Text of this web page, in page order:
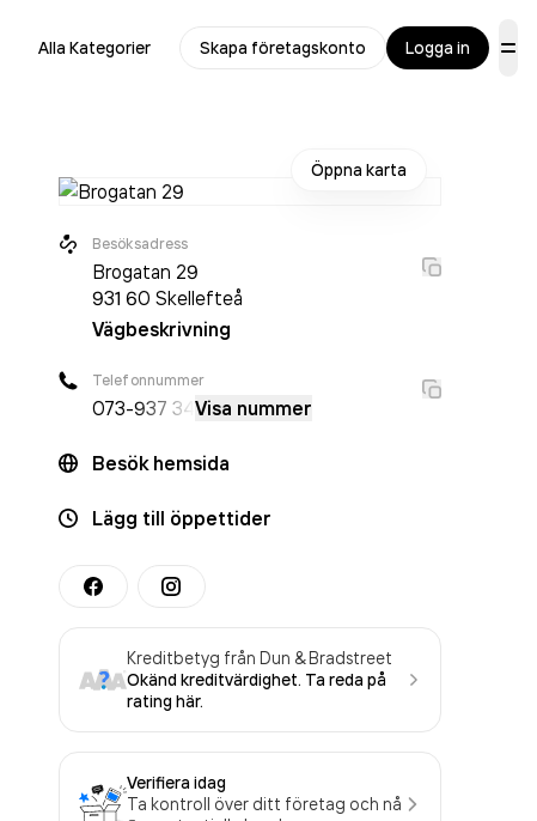
Alla Kategorier Skapa företagskonto Logga in
Öppna karta
Besöksadress
Brogatan 29
931 60 Skellefteå
Vägbeskrivning
Telefonnummer
073-937 34 Visa nummer
Besök hemsida
Lägg till öppettider
Kreditbetyg från Dun & Bradstreet
Okänd kreditvärdighet. Ta reda på
rating här.
Verifiera idag
Ta kontroll över ditt företag och nå